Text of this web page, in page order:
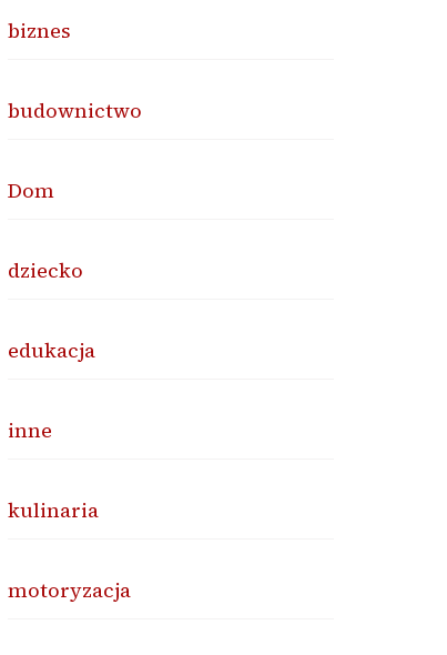
biznes
budownictwo
Dom
dziecko
edukacja
inne
kulinaria
motoryzacja